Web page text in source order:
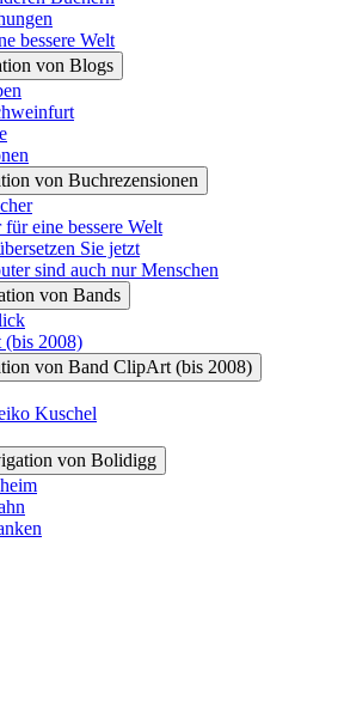
bessere Welt
von Blogs
von Buchrezensionen
eine bessere Welt
Sie jetzt
sind auch nur Menschen
von Bands
2008)
von Band ClipArt (bis 2008)
Kuschel
von Bolidigg